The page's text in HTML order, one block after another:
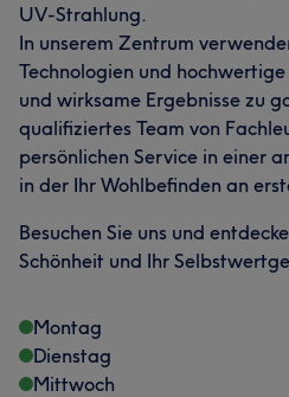
UV-Strahlung.
In unserem Zentrum
Technologien und
und wirksame Ergebnisse zu
qualifiziertes Team von
persönlichen Service in einer
in der Ihr Wohlbefinden an
Besuchen Sie uns und
Schönheit und Ihr
Montag
Dienstag
Mittwoch